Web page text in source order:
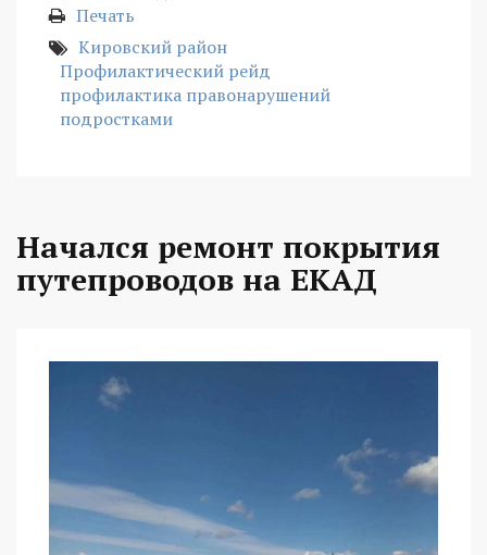
Печать
Кировский район
Профилактический рейд
профилактика правонарушений
подростками
Начался ремонт покрытия
путепроводов на ЕКАД